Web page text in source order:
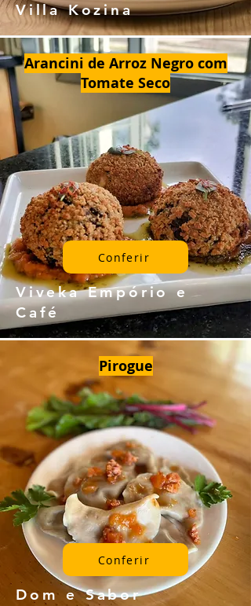
Villa Kozina
Arancini de Arroz Negro com
Tomate Seco
Conferir
Viveka Empório e
Café
Pirogue
Conferir
Dom e Sabor